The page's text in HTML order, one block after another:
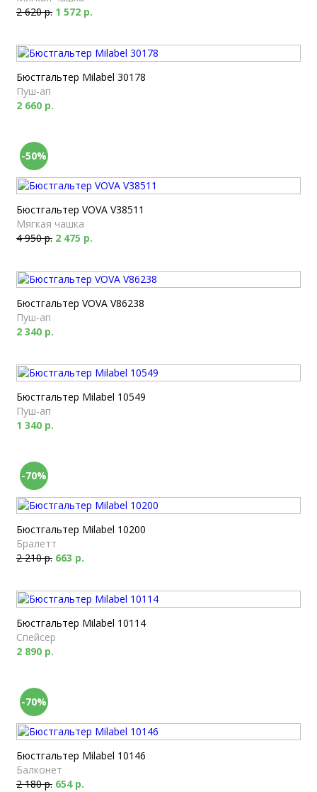
2 620 р. 1 572 р.
Бюстгальтер Milabel 30178
Пуш-ап
2 660 р.
-50%
Бюстгальтер VOVA V38511
Мягкая чашка
4 950 р. 2 475 р.
Бюстгальтер VOVA V86238
Пуш-ап
2 340 р.
Бюстгальтер Milabel 10549
Пуш-ап
1 340 р.
-70%
Бюстгальтер Milabel 10200
Бралетт
2 210 р. 663 р.
Бюстгальтер Milabel 10114
Спейсер
2 890 р.
-70%
Бюстгальтер Milabel 10146
Балконет
2 180 р. 654 р.